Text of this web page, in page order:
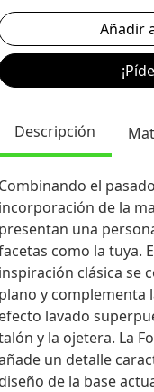
Descripción
Combinando el
incorporación de la
presentan una
como la tuya.
inspiración clásica se
plano y complementa
efecto lavado
y la ojetera. La
un detalle
diseño de la base